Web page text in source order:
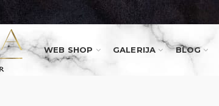
WEB SHOP GALERIJA BLOG